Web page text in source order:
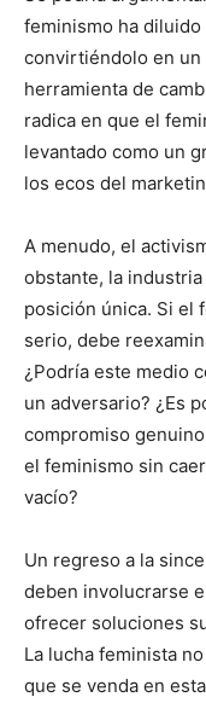
feminismo ha
convirtiéndolo en un
herramienta de
radica en que el
levantado como un
los ecos del
A menudo, el
obstante, la
posición única. Si el
serio, debe
¿Podría este medio
un adversario? ¿Es
compromiso
el feminismo sin
vacío?
Un regreso a la
deben involucrarse
ofrecer soluciones
La lucha feminista
que se venda en